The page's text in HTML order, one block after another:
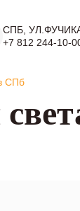
СПБ,
+7 812 244-10-
СПб